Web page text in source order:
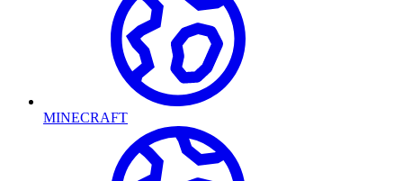
MINECRAFT